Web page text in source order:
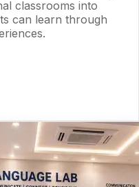
classrooms into
can learn through